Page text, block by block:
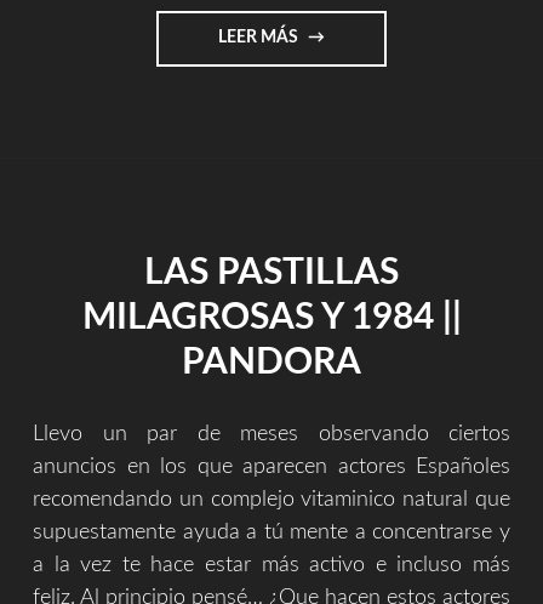
LEER MÁS "¿QUE
ES,
LA
¿POR
INTERESA
FUTBOL?,
¿POR
QUÉ
QUE
LA
LAS PASTILLAS
MILAGROSAS Y 1984 ||
PANDORA
Llevo un par de meses observando ciertos
anuncios en los que aparecen actores Españoles
recomendando un complejo vitaminico natural que
supuestamente ayuda a tú mente a concentrarse y
a la vez te hace estar más activo e incluso más
feliz. Al principio pensé… ¿Que hacen estos actores